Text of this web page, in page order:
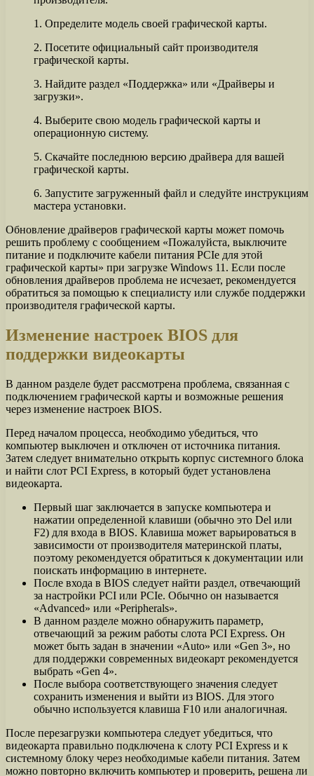
1. Определите модель своей графической карты.
2. Посетите официальный сайт производителя
графической карты.
3. Найдите раздел «Поддержка» или «Драйверы и
загрузки».
4. Выберите свою модель графической карты и
операционную систему.
5. Скачайте последнюю версию драйвера для вашей
графической карты.
6. Запустите загруженный файл и следуйте инструкциям
мастера установки.
Обновление драйверов графической карты может помочь
решить проблему с сообщением «Пожалуйста, выключите
питание и подключите кабели питания PCIe для этой
графической карты» при загрузке Windows 11. Если после
обновления драйверов проблема не исчезает, рекомендуется
обратиться за помощью к специалисту или службе поддержки
производителя графической карты.
Изменение настроек BIOS для
поддержки видеокарты
В данном разделе будет рассмотрена проблема, связанная с
подключением графической карты и возможные решения
через изменение настроек BIOS.
Перед началом процесса, необходимо убедиться, что
компьютер выключен и отключен от источника питания.
Затем следует внимательно открыть корпус системного блока
и найти слот PCI Express, в который будет установлена
видеокарта.
Первый шаг заключается в запуске компьютера и
нажатии определенной клавиши (обычно это Del или
F2) для входа в BIOS. Клавиша может варьироваться в
зависимости от производителя материнской платы,
поэтому рекомендуется обратиться к документации или
поискать информацию в интернете.
После входа в BIOS следует найти раздел, отвечающий
за настройки PCI или PCIe. Обычно он называется
«Advanced» или «Peripherals».
В данном разделе можно обнаружить параметр,
отвечающий за режим работы слота PCI Express. Он
может быть задан в значении «Auto» или «Gen 3», но
для поддержки современных видеокарт рекомендуется
выбрать «Gen 4».
После выбора соответствующего значения следует
сохранить изменения и выйти из BIOS. Для этого
обычно используется клавиша F10 или аналогичная.
После перезагрузки компьютера следует убедиться, что
видеокарта правильно подключена к слоту PCI Express и к
системному блоку через необходимые кабели питания. Затем
можно повторно включить компьютер и проверить, решена ли